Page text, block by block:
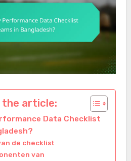
the article:
Data Checklist
de checklist
van